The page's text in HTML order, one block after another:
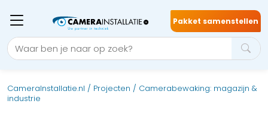
Pakket samenstellen
CameraInstallatie.nl / Projecten / Camerabewaking: magazijn &
industrie